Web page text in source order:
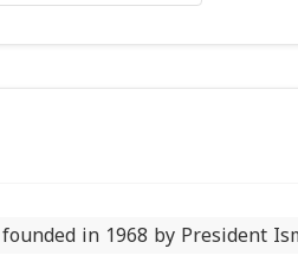
in 1968 by President